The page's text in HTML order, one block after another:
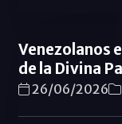
Venezolanos
de la Divina
26/06/2026